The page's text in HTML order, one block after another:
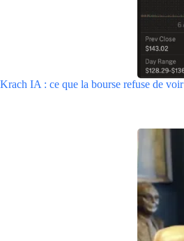
Krach IA : ce que la bourse refuse de voir